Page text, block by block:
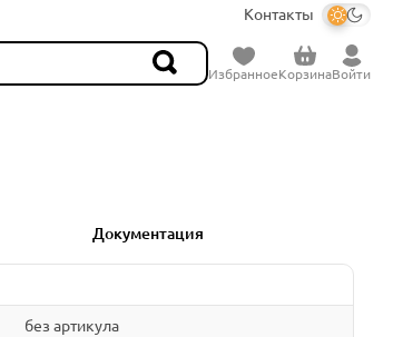
Контакты
ИзбранноеКорзинаВойти
Документация
без артикула